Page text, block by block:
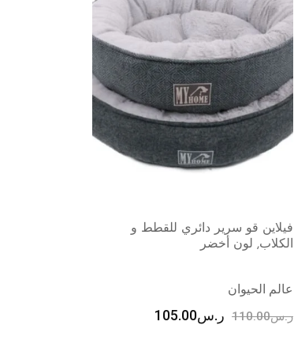
كناين قو حامل و ناقل بلاستيك للقطط
و الكلاب , حجم وسط
عالم الحيوان
ر.س75.00 ر.س 71.50